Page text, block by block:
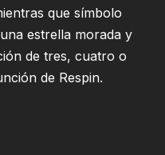
que símbolo
estrella morada y
de tres, cuatro o
de Respin.